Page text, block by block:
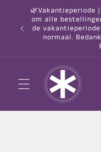
naar de
content
🌿Vakantieperiode
om alle
de
normaal.